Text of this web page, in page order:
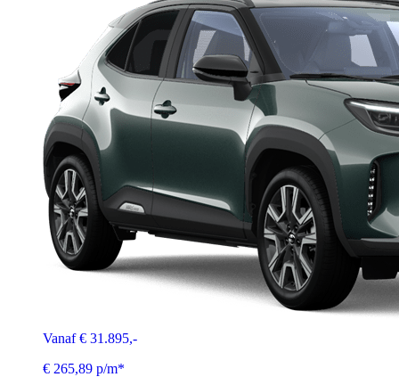
Vanaf € 31.895,-
€ 265,89 p/m*